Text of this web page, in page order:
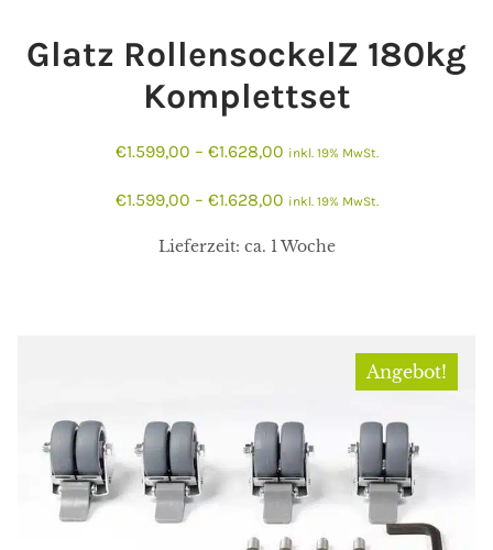
Glatz RollensockelZ 180kg
Komplettset
€1.599,00 – €1.628,00 inkl. 19% MwSt.
€1.599,00 – €1.628,00 inkl. 19% MwSt.
Lieferzeit: ca. 1 Woche
Angebot!